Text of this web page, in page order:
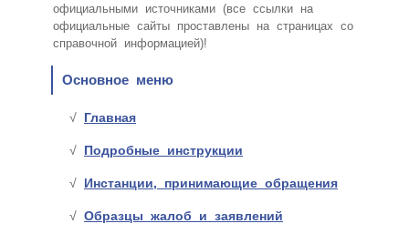
официальными источниками (все ссылки на
официальные сайты проставлены на страницах со
справочной информацией)!
Основное меню
Главная
Подробные инструкции
Инстанции, принимающие обращения
Образцы жалоб и заявлений